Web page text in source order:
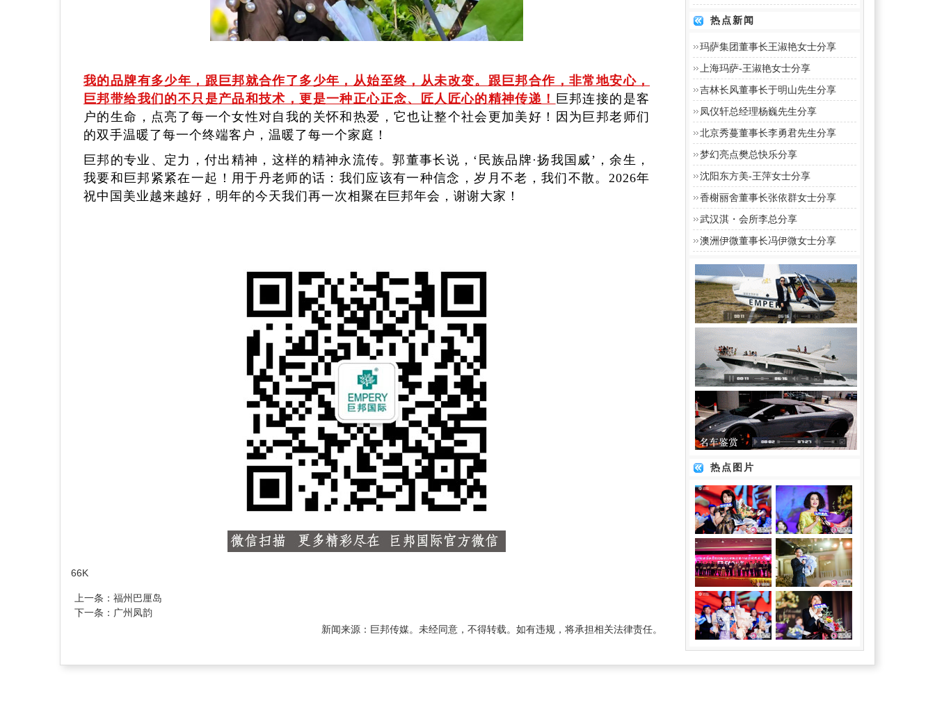
我的品牌有多少年，跟巨邦就合作了多少年，从始至终，从未改变。跟巨邦合作，非常地安心，
巨邦带给我们的不只是产品和技术，更是一种正心正念、匠人匠心的精神传递！ 巨邦连接的是客
户的生命，点亮了每一个女性对自我的关怀和热爱，它也让整个社会更加美好！因为巨邦老师们
的双手温暖了每一个终端客户，温暖了每一个家庭！
巨邦的专业、定力，付出精神，这样的精神永流传。郭董事长说，‘民族品牌·扬我国威’，余生，
我要和巨邦紧紧在一起！用于丹老师的话：我们应该有一种信念，岁月不老，我们不散。2026年
祝中国美业越来越好，明年的今天我们再一次相聚在巨邦年会，谢谢大家！
66K
上一条： 福州巴厘岛
下一条： 广州凤韵
新闻来源：巨邦传媒。未经同意，不得转载。如有违规，将承担相关法律责任。
热点新闻
玛萨集团董事长王淑艳女士分享
上海玛萨-王淑艳女士分享
吉林长风董事长于明山先生分享
凤仪轩总经理杨巍先生分享
北京秀蔓董事长李勇君先生分享
梦幻亮点樊总快乐分享
沈阳东方美-王萍女士分享
香榭丽舍董事长张依群女士分享
武汉淇・会所李总分享
澳洲伊微董事长冯伊微女士分享
热点图片